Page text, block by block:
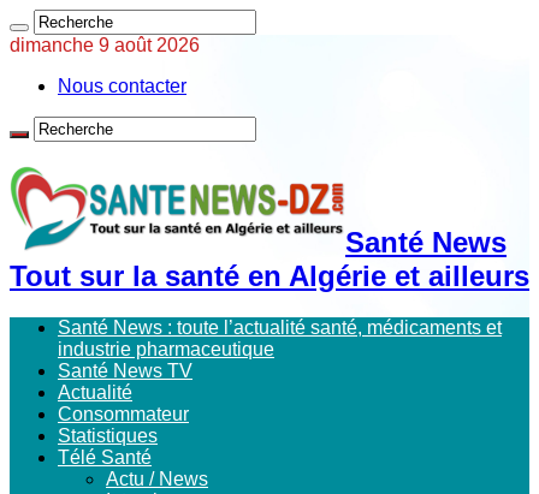
dimanche 9 août 2026
Nous contacter
Santé News
Tout sur la santé en Algérie et ailleurs
Santé News : toute l’actualité santé, médicaments et
industrie pharmaceutique
Santé News TV
Actualité
Consommateur
Statistiques
Télé Santé
Actu / News